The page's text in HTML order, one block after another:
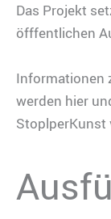
Das Projekt
öfffentlichen
Informationen
werden hier